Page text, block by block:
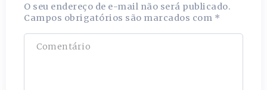
O seu endereço de e-mail não será publicado.
Campos obrigatórios são marcados com *